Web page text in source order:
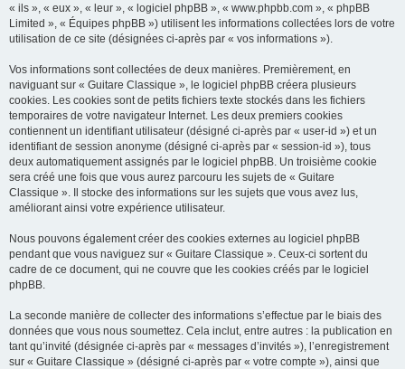
« ils », « eux », « leur », « logiciel phpBB », « www.phpbb.com », « phpBB
Limited », « Équipes phpBB ») utilisent les informations collectées lors de votre
utilisation de ce site (désignées ci-après par « vos informations »).
Vos informations sont collectées de deux manières. Premièrement, en
naviguant sur « Guitare Classique », le logiciel phpBB créera plusieurs
cookies. Les cookies sont de petits fichiers texte stockés dans les fichiers
temporaires de votre navigateur Internet. Les deux premiers cookies
contiennent un identifiant utilisateur (désigné ci-après par « user-id ») et un
identifiant de session anonyme (désigné ci-après par « session-id »), tous
deux automatiquement assignés par le logiciel phpBB. Un troisième cookie
sera créé une fois que vous aurez parcouru les sujets de « Guitare
Classique ». Il stocke des informations sur les sujets que vous avez lus,
améliorant ainsi votre expérience utilisateur.
Nous pouvons également créer des cookies externes au logiciel phpBB
pendant que vous naviguez sur « Guitare Classique ». Ceux-ci sortent du
cadre de ce document, qui ne couvre que les cookies créés par le logiciel
phpBB.
La seconde manière de collecter des informations s’effectue par le biais des
données que vous nous soumettez. Cela inclut, entre autres : la publication en
tant qu’invité (désignée ci-après par « messages d’invités »), l’enregistrement
sur « Guitare Classique » (désigné ci-après par « votre compte »), ainsi que